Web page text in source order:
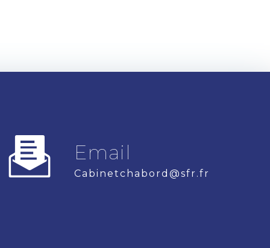
Email
cabinetchabord@sfr.fr